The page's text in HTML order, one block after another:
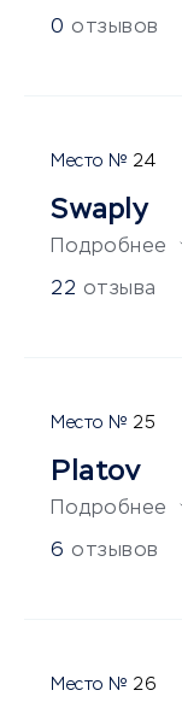
0 отзывов
24
Swaply
Подробнее
22 отзыва
25
Platov
Подробнее
6 отзывов
26